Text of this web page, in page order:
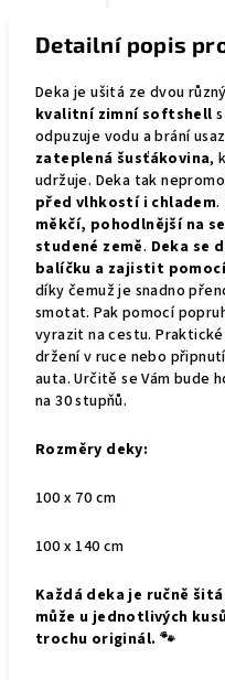
Detailní popis
Deka je ušitá ze dvou
kvalitní zimní softshell
odpuzuje vodu a brání
zateplená šusťákovina,
udržuje. Deka tak
před vlhkostí i chladem.
měkčí, pohodlnější na
studené země. Deka se
balíčku a zajistit
díky čemuž je snadno
smotat. Pak pomocí
vyrazit na cestu.
držení v ruce nebo
auta.Určitě se Vám bude
na 30 stupňů.
Rozměry deky:
100 x 70 cm
100 x 140 cm
Každá deka je ručně
může u jednotlivých
trochu originál. 🐾